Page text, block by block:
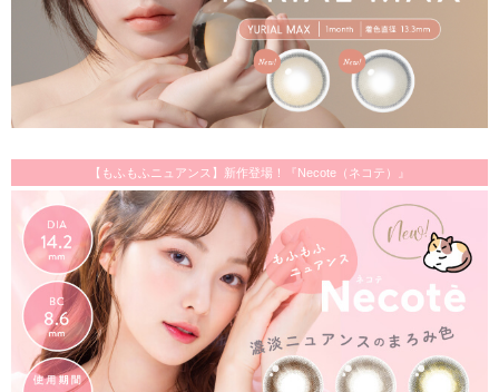
【もふもふニュアンス】新作登場！『Necote（ネコテ）』